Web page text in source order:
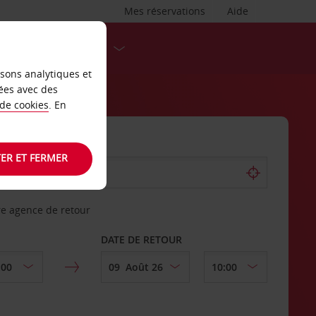
Aide
Mes réservations
agence de retour
DATE DE RETOUR
analytiques et
avec des
cookies. En
ET FERMER